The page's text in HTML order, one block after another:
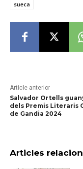
sueca
Article anterior
Salvador Ortells
dels Premis Literaris
de Gandia 2024
Articles